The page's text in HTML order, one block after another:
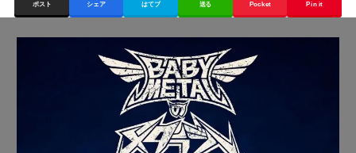
ポスト シェア はてブ 送る Pocket Pin it